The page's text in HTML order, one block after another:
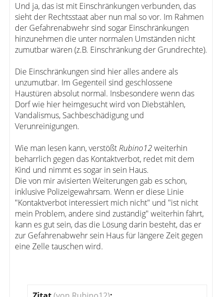
Und ja, das ist mit Einschränkungen verbunden, das
sieht der Rechtsstaat aber nun mal so vor. Im Rahmen
der Gefahrenabwehr sind sogar Einschränkungen
hinzunehmen die unter normalen Umständen nicht
zumutbar wären (z.B. Einschränkung der Grundrechte).
Die Einschränkungen sind hier alles andere als
unzumutbar. Im Gegenteil sind geschlossene
Haustüren absolut normal. Insbesondere wenn das
Dorf wie hier heimgesucht wird von Diebstählen,
Vandalismus, Sachbeschädigung und
Verunreinigungen.
Wie man lesen kann, verstößt Rubino12weiterhin
beharrlich gegen das Kontaktverbot, redet mit dem
Kind und nimmt es sogar in sein Haus.
Die von mir avisierten Weiterungen gab es schon,
inklusive Polizeigewahrsam. Wenn er diese Linie
"Kontaktverbot interessiert mich nicht" und "ist nicht
mein Problem, andere sind zuständig" weiterhin fährt,
kann es gut sein, das die Lösung darin besteht, das er
zur Gefahrenabwehr sein Haus für längere Zeit gegen
eine Zelle tauschen wird.